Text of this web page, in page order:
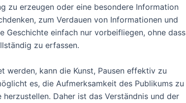
zu erzeugen oder eine besondere Information
zum Verdauen von Informationen und
Geschichte einfach nur vorbeifliegen, ohne dass
zu erfassen.
kann die Kunst, Pausen effektiv zu
es, die Aufmerksamkeit des Publikums zu
Daher ist das Verständnis und der